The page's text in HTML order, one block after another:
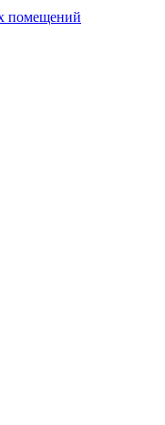
помещений